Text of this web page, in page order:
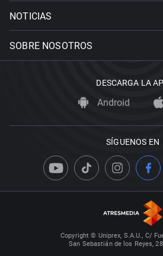
NOTICIAS
SOBRE NOSOTROS
DESCARGA LA
Android
SÍGUENOS EN
Copyright © Uniprex, S.A.U., C/
San Sebastián de los Reyes,